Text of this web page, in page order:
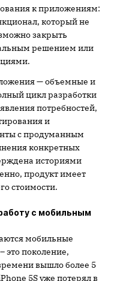
к приложениям:
который не
закрыть
решением или
— объемные и
цикл разработки
потребностей,
и
с продуманным
конкретных
историями
продукт имеет
стоимости.
с мобильным
мобильные
это поколение,
вышло более 5
5S уже потерял в